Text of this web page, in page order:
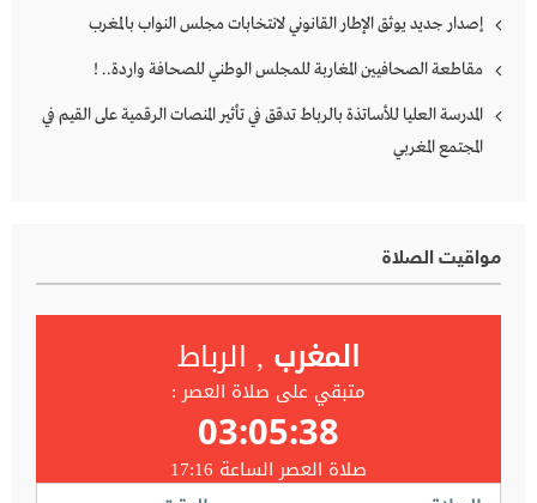
إصدار جديد يوثق الإطار القانوني لانتخابات مجلس النواب بالمغرب
مقاطعة الصحافيين المغاربة للمجلس الوطني للصحافة واردة.. !
المدرسة العليا للأساتذة بالرباط تدقق في تأثير المنصات الرقمية على القيم في
المجتمع المغربي
مواقيت الصلاة